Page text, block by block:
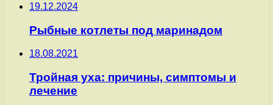
19.12.2024
Рыбные котлеты под маринадом
18.08.2021
Тройная уха: причины, симптомы и
лечение